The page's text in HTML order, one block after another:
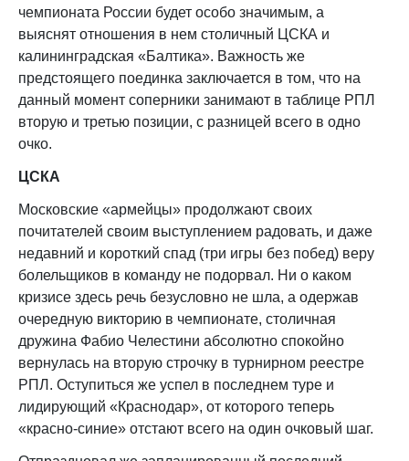
чемпионата России будет особо значимым, а
выяснят отношения в нем столичный ЦСКА и
калининградская «Балтика». Важность же
предстоящего поединка заключается в том, что на
данный момент соперники занимают в таблице РПЛ
вторую и третью позиции, с разницей всего в одно
очко.
ЦСКА
Московские «армейцы» продолжают своих
почитателей своим выступлением радовать, и даже
недавний и короткий спад (три игры без побед) веру
болельщиков в команду не подорвал. Ни о каком
кризисе здесь речь безусловно не шла, а одержав
очередную викторию в чемпионате, столичная
дружина Фабио Челестини абсолютно спокойно
вернулась на вторую строчку в турнирном реестре
РПЛ. Оступиться же успел в последнем туре и
лидирующий «Краснодар», от которого теперь
«красно-синие» отстают всего на один очковый шаг.